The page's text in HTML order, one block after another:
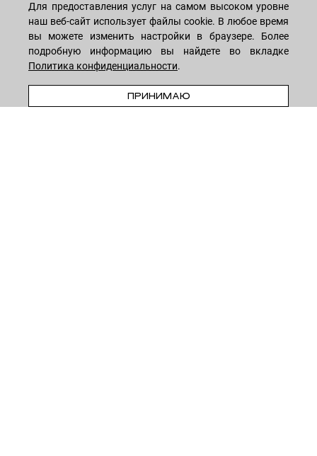
ПРЕДЗАКАЗ
Лицо
Мужчинам
Тело
ПОКУПАТЕЛЯМ
Способы оплаты
Доставка товара
Обмен и возврат
КОМПАНИЯ
О нас
НОВОСТНАЯ РАССЫЛКА
Для предоставления услуг на самом высоком уровне
наш веб-сайт использует файлы cookie. В любое время
вы можете изменить настройки в браузере. Более
подробную информацию вы найдете во вкладке
Политика конфиденциальности.
ПРИНИМАЮ